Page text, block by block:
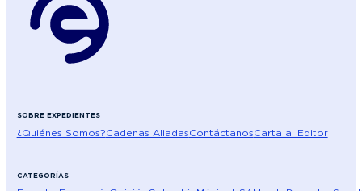
SOBRE EXPEDIENTES
¿Quiénes Somos?Cadenas AliadasContáctanosCarta al Editor
CATEGORÍAS